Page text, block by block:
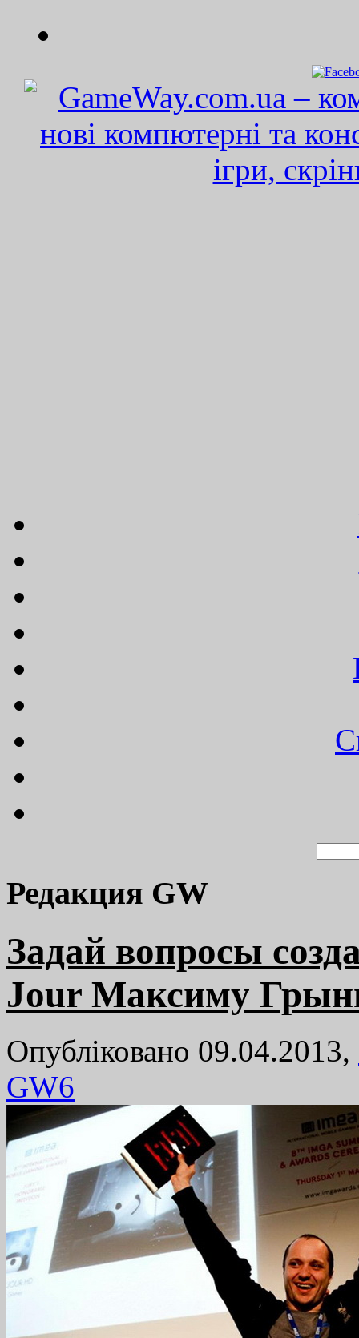
Редакция GW
Задай вопросы
Jour Максиму
Опубліковано 09.04.2013,
GW6